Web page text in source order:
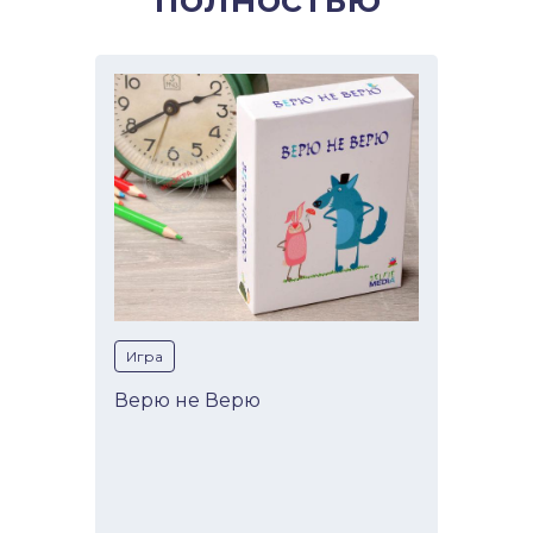
Игра
Верю не Верю